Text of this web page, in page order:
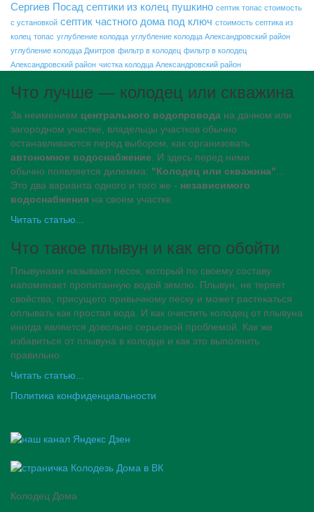
Сергиев Посад септики из колец пушкино септик топас стоимость
с установкой септик частного дома под ключ стоимость септика из
колец топас углубление колодца углубление колодца Александровский район
углубление колодца Дмитров фильтр в колодец фильтр в колодец
Александровский район чистка колодца Александровский район
Что лучше — колодец или скважина
За неимением центрального водопровода на дачном или
загородном участке, владельцы участков обычно
останавливаются перед выбором, как организовать
автономное водоснабжение. И здесь перед ними
обычно появляется дилемма: "Колодец или скважина"...
Это два варианта одного и того же - независимого
водоснабжения на своем участке.
Читать статью...
Что такое плывун и как его обойти
Плывунами называют песок, который по своему составу
напоминает пропитанную водой землю. Плывун, не теряет
свойства, присущего привычному песку и может растекаться
оплывать как простая вода. И как очистить колодец от плывуна
иногда является довольно серьезной проблемой. Как же
избавиться от плывуна в колодце и как это выполнить
правильно.
Читать статью...
Политика конфиденциальности
Колодец Дома